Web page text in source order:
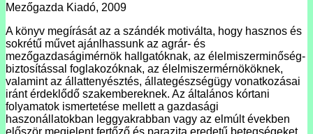
Mezőgazda Kiadó, 2009
A könyv megírását az a szándék motiválta, hogy hasznos és
sokrétű művet ajánlhassunk az agrár- és
mezőgazdaságimérnök hallgatóknak, az élelmiszerminőség-
biztosítással foglakozóknak, az élelmiszermérnököknek,
valamint az állattenyésztés, állategészségügy vonatkozásai
iránt érdeklődő szakembereknek. Az általános kórtani
folyamatok ismertetése mellett a gazdasági
haszonállatokban leggyakrabban vagy az elmúlt években
először megjelent fertőző és parazita eredetű betegségeket